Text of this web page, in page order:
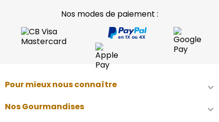
Nos modes de paiement :
Pour mieux nous connaître 
Nos Gourmandises 